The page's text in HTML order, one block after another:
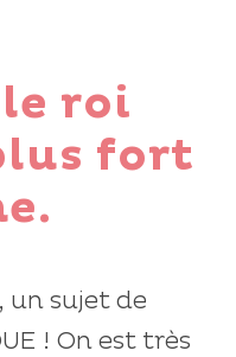
roi
fort
un sujet de
! On est très